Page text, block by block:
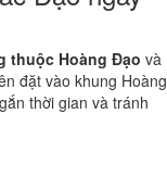
thuộc Hoàng Đạo và
đặt vào khung Hoàng
thời gian và tránh